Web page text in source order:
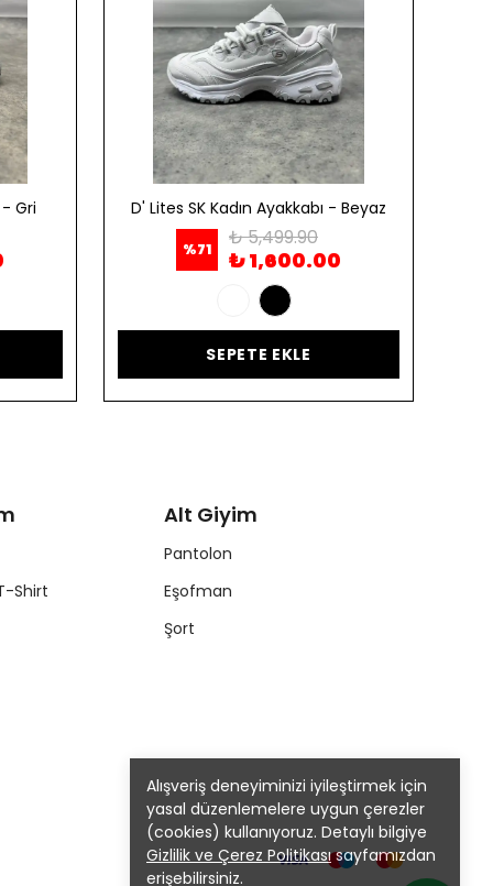
Alışveriş deneyiminizi iyileştirmek için
yasal düzenlemelere uygun çerezler
(cookies) kullanıyoruz. Detaylı bilgiye
Gizlilik ve Çerez Politikasısayfamızdan
erişebilirsiniz.
- Gri D' Lites SK Kadın Ayakkabı - Beyaz
%71 ₺ 5,499.90
₺ 1,600.00
SEPETE EKLE
Shirt
Alt Giyim
Pantolon
Eşofman
Şort